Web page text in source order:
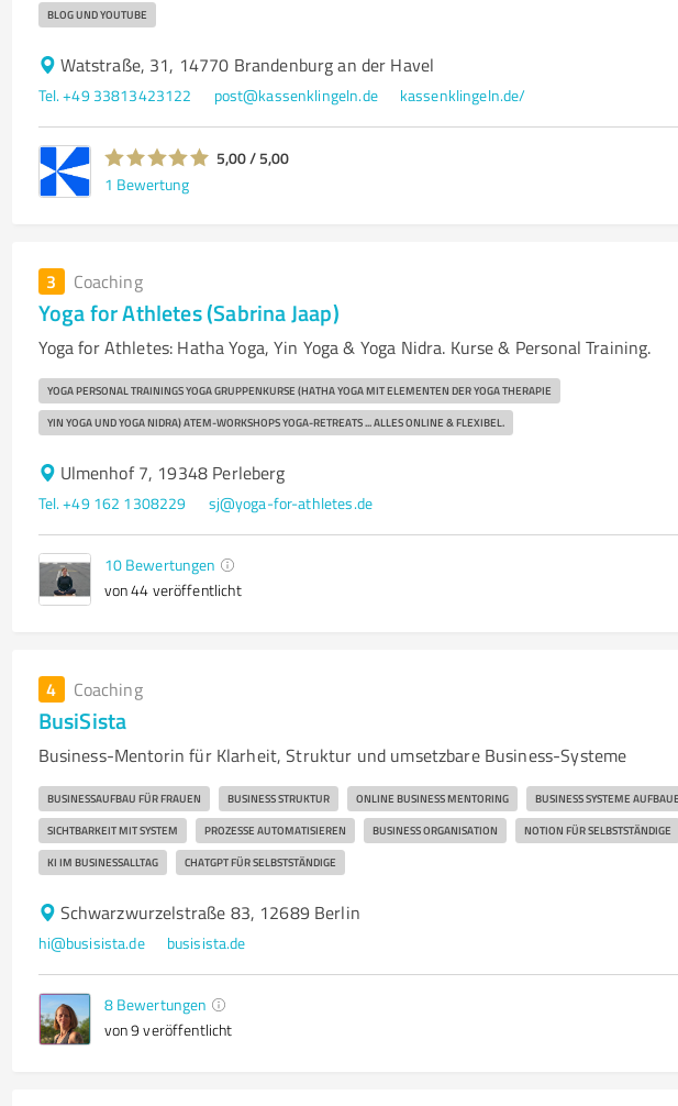
BLOG UND YOUTUBE
Watstraße, 31, 14770 Brandenburg an der Havel
Tel. +49 33813423122 post@kassenklingeln.de kassenklingeln.de/
5,00 / 5,00
1 Bewertung
3 Coaching
Yoga for Athletes (Sabrina Jaap)
Yoga for Athletes: Hatha Yoga, Yin Yoga & Yoga Nidra. Kurse & Personal Training.
YOGA PERSONAL TRAININGS YOGA GRUPPENKURSE (HATHA YOGA MIT ELEMENTEN DER YOGA THERAPIE
YIN YOGA UND YOGA NIDRA) ATEM-WORKSHOPS YOGA-RETREATS ... ALLES ONLINE & FLEXIBEL.
Ulmenhof 7, 19348 Perleberg
Tel. +49 162 1308229 sj@yoga-for-athletes.de
10 Bewertungen
von 44 veröffentlicht
4 Coaching
BusiSista
Business-Mentorin für Klarheit, Struktur und umsetzbare Business-Systeme
BUSINESSAUFBAU FÜR FRAUEN BUSINESS STRUKTUR ONLINE BUSINESS MENTORING BUSINESS SYSTEME
SICHTBARKEIT MIT SYSTEM PROZESSE AUTOMATISIEREN BUSINESS ORGANISATION NOTION FÜR SELBSTSTÄNDIGE
KI IM BUSINESSALLTAG CHATGPT FÜR SELBSTSTÄNDIGE
Schwarzwurzelstraße 83, 12689 Berlin
hi@busisista.de busisista.de
8 Bewertungen
von 9 veröffentlicht